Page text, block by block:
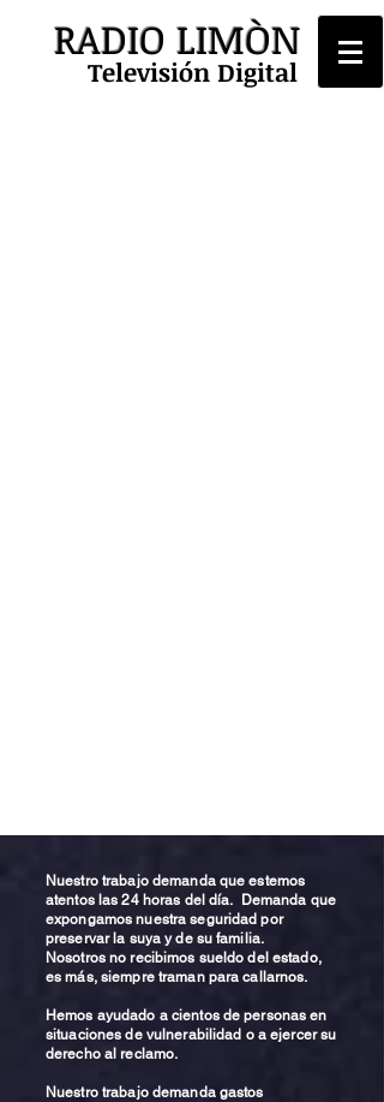
RADIO LIMÒN
Televisión Digital
Nuestro trabajo demanda que estemos
atentos las 24 horas del día. Demanda que
expongamos nuestra seguridad por
preservar la suya y de su familia.
Nosotros no recibimos sueldo del estado,
es más, siempre traman para callarnos.
Hemos ayudado a cientos de personas en
situaciones de vulnerabilidad o a ejercer su
derecho al reclamo.
Nuestro trabajo demanda gastos